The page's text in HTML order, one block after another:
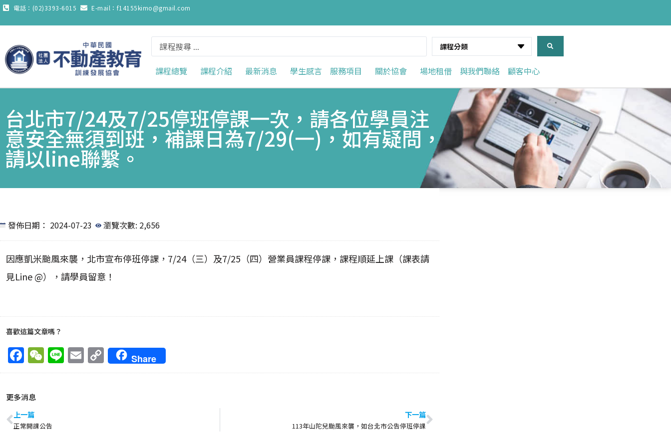
電話：(02)3393-6015 E-mail：f14155kimo@gmail.com
課程分類
課程總覽 課程介紹 最新消息 學生感言 服務項目 關於協會 場地租借 與我們聯絡 顧客中心
台北市7/24及7/25停班停課一次，請各位學員注
意安全無須到班，補課日為7/29(一)，如有疑問，
請以line聯繫。
發佈日期： 2024-07-23 瀏覽次數: 2,656
因應凱米颱風來襲，北市宣布停班停課，7/24（三）及7/25（四）營業員課程停課，課程順延上課（課表請
見Line @），請學員留意！
喜歡這篇文章嗎？
F
a
b
o
o
W
e
at
Li
n
E
m
C
o
Share
更多消息
上一篇
正常開課公告
下一篇
113年山陀兒颱風來襲，如台北市公告停班停課